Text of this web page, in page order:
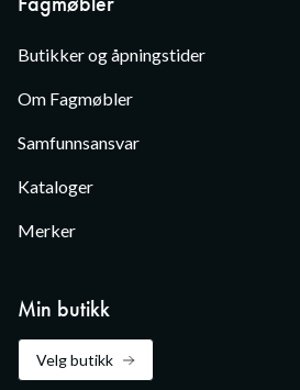
Butikker og åpningstider
Om Fagmøbler
Samfunnsansvar
Kataloger
Merker
Min butikk
Velg butikk